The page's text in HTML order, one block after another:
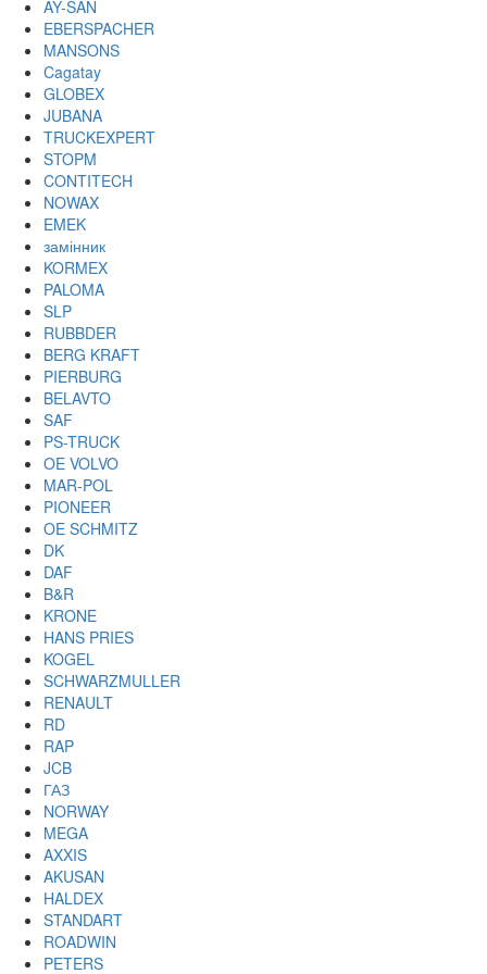
AY-SAN
EBERSPACHER
MANSONS
Cagatay
GLOBEX
JUBANA
TRUCKEXPERT
STOPM
CONTITECH
NOWAX
EMEK
замінник
KORMEX
PALOMA
SLP
RUBBDER
BERG KRAFT
PIERBURG
BELAVTO
SAF
PS-TRUCK
OE VOLVO
MAR-POL
PIONEER
OE SCHMITZ
DK
DAF
B&R
KRONE
HANS PRIES
KOGEL
SCHWARZMULLER
RENAULT
RD
RAP
JCB
ГАЗ
NORWAY
MEGA
AXXIS
AKUSAN
HALDEX
STANDART
ROADWIN
PETERS